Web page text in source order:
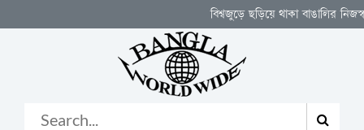
বিশ্বজুড়ে ছড়িয়ে থাকা বাঙালির নিজস্ব মঞ্চ